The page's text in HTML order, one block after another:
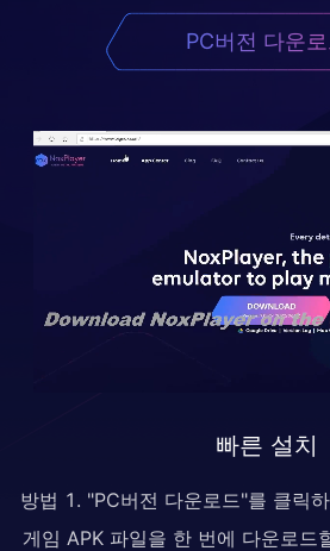
PC버전 다운로
빠른 설치
방법 1. "PC버전 다운로드"를 클릭
게임 APK 파일을 한 번에 다운로드